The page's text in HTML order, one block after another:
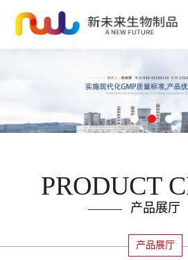
PRODUCT
产品展厅
产品展厅